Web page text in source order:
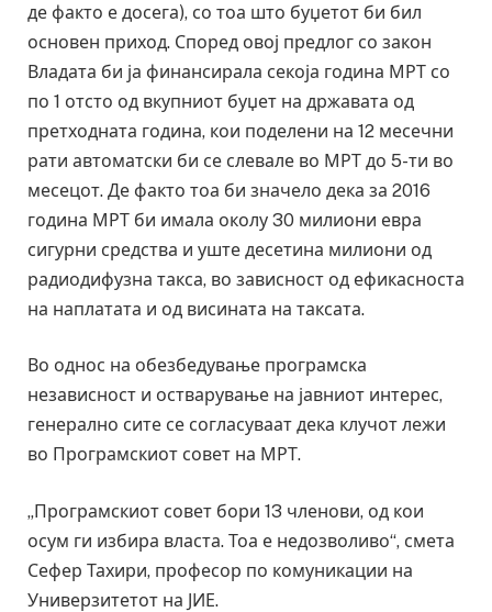
де факто е досега), со тоа што буџетот би бил
основен приход. Според овој предлог со закон
Владата би ја финансирала секоја година МРТ со
по 1 отсто од вкупниот буџет на државата од
претходната година, кои поделени на 12 месечни
рати автоматски би се слевале во МРТ до 5-ти во
месецот. Де факто тоа би значело дека за 2016
година МРТ би имала околу 30 милиони евра
сигурни средства и уште десетина милиони од
радиодифузна такса, во зависност од ефикасноста
на наплатата и од висината на таксата.
Во однос на обезбедување програмска
независност и остварување на јавниот интерес,
генерално сите се согласуваат дека клучот лежи
во Програмскиот совет на МРТ.
„Програмскиот совет бори 13 членови, од кои
осум ги избира власта. Тоа е недозволиво“, смета
Сефер Тахири, професор по комуникации на
Универзитетот на ЈИЕ.